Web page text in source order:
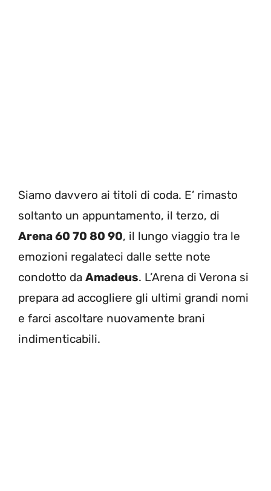
Siamo davvero ai titoli di coda. E’ rimasto
soltanto un appuntamento, il terzo, di
Arena 60 70 80 90, il lungo viaggio tra le
emozioni regalateci dalle sette note
condotto da Amadeus. L’Arena di Verona si
prepara ad accogliere gli ultimi grandi nomi
e farci ascoltare nuovamente brani
indimenticabili.